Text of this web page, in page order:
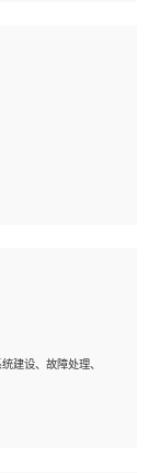
根据客户需求实现
开发者优先；
建设、故障处理、